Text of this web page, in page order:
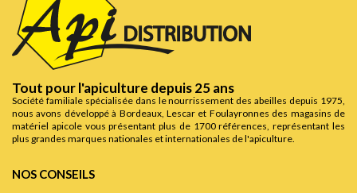
Tout pour l'apiculture depuis 25 ans
Société familiale spécialisée dans le nourrissement des abeilles depuis 1975,
nous avons développé à Bordeaux, Lescar et Foulayronnes des magasins de
matériel apicole vous présentant plus de 1700 références, représentant les
plus grandes marques nationales et internationales de l'apiculture.
NOS CONSEILS